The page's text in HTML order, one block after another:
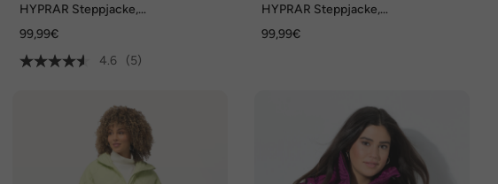
HYPRAR Steppjacke,
99,99€
4.6
(5)
HYPRAR Steppjacke,
99,99€